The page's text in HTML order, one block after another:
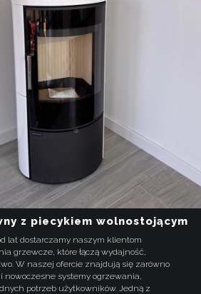
z piecykiem wolnostojącym
lat dostarczamy naszym klientom
grzewcze, które łączą wydajność,
W naszej ofercie znajdują się zarówno
nowoczesne systemy ogrzewania,
potrzeb użytkowników. Jedną z